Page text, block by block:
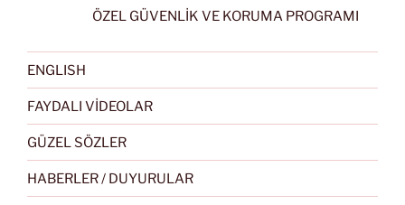
ÖZEL GÜVENLİK VE KORUMA PROGRAMI
ENGLISH
FAYDALI VİDEOLAR
GÜZEL SÖZLER
HABERLER / DUYURULAR